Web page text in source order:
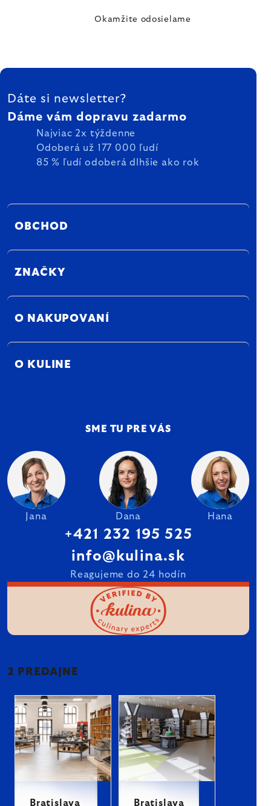
Okamžite odosielame
ZÁPÄTIE
Dáte si newsletter?
Dáme vám dopravu zadarmo
Najviac 2x týždenne
Odoberá už 177 000 ľudí
85 % ľudí odoberá dlhšie ako rok
OBCHOD
ZNAČKY
O NAKUPOVANÍ
O KULINE
SME TU PRE VÁS
Jana Dana Hana
+421 232 195 525
info@kulina.sk
Reagujeme do 24 hodín
2 PREDAJNE
Bratislava Bratislava